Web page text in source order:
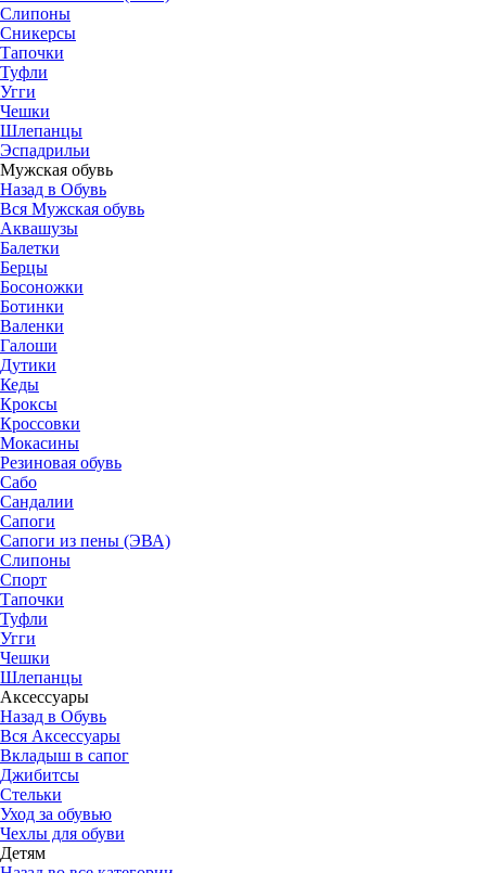
Слипоны
Сникерсы
Тапочки
Туфли
Угги
Чешки
Шлепанцы
Эспадрильи
Мужская обувь
Назад в Обувь
Вся Мужская обувь
Аквашузы
Балетки
Берцы
Босоножки
Ботинки
Валенки
Галоши
Дутики
Кеды
Кроксы
Кроссовки
Мокасины
Резиновая обувь
Сабо
Сандалии
Сапоги
Сапоги из пены (ЭВА)
Слипоны
Спорт
Тапочки
Туфли
Угги
Чешки
Шлепанцы
Аксессуары
Назад в Обувь
Вся Аксессуары
Вкладыш в сапог
Джибитсы
Стельки
Уход за обувью
Чехлы для обуви
Детям